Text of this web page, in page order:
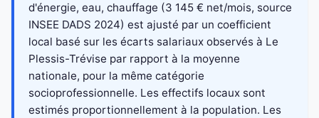
d'énergie, eau, chauffage (3 145 € net/mois, source
INSEE DADS 2024) est ajusté par un coefficient
local basé sur les écarts salariaux observés à Le
Plessis-Trévise par rapport à la moyenne
nationale, pour la même catégorie
socioprofessionnelle. Les effectifs locaux sont
estimés proportionnellement à la population. Les